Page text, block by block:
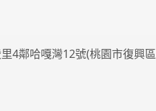
4鄰哈嘎灣12號(桃園市復興